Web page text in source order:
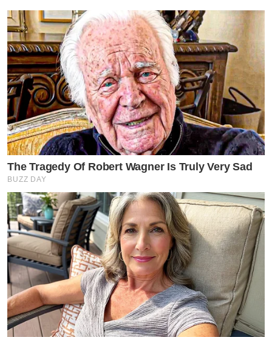
The Tragedy Of Robert Wagner Is Truly Very Sad
BUZZ DAY